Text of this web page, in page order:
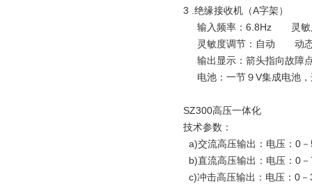
3 .绝缘接收机（A字架）
输入频率：6.8Hz 灵敏
灵敏度调节：自动 动态
输出显示：箭头指向故障
电池：一节９V集成电池，
SZ300高压一体化
技术参数：
a)交流高压输出：电压：0
b)直流高压输出：电压：0
c)冲击高压输出：电压：0